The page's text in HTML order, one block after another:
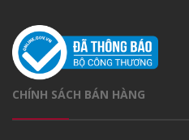
CHÍNH SÁCH BÁN HÀNG